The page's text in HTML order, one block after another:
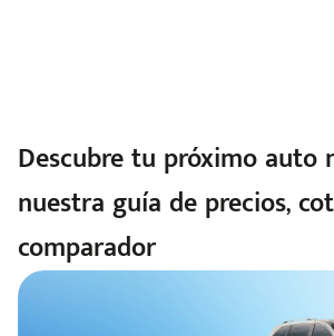
Descubre tu próximo auto
nuestra guía de precios,
comparador